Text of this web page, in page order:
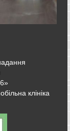
клініка